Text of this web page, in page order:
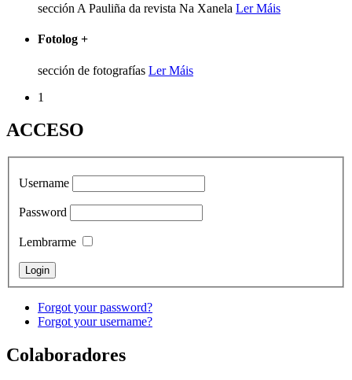
sección A Pauliña da revista Na Xanela Ler Máis
Fotolog +
sección de fotografías Ler Máis
1
ACCESO
Username
Password
Lembrarme
Forgot your password?
Forgot your username?
Colaboradores